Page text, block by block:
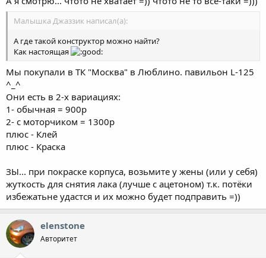
Малышка Джаззик написал(а):
А где такой конструктор можно найти?
Как настоящая
Мы покупали в ТК "Москва" в Люблино. павильон L-125
^_^
Они есть в 2-х вариациях:
1- обычная = 900р
2- с моторчиком = 1300р
плюс - Клей
плюс - Краска
ЗЫ... при покраске корпуса, возьмите у жены (или у себя)
жуткость для снятия лака (лучше с ацетоном) т.к. потёки
избежатьне удастся и их можно будет подправить =))
elenstone
Авторитет